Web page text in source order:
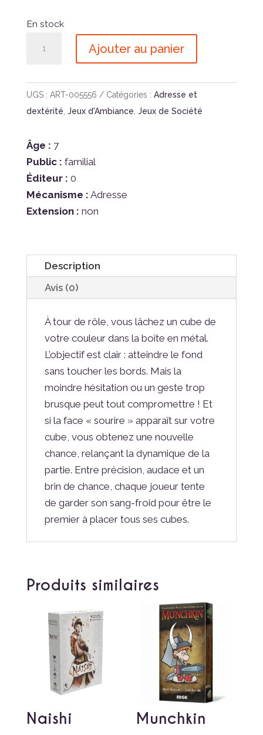
En stock
Ajouter au panier
UGS : ART-005556 Catégories : Adresse et
dextérité, Jeux d'Ambiance, Jeux de Société
Âge : 7
Public : familial
Éditeur : 0
Mécanisme : Adresse
Extension : non
Description
Avis (0)
À tour de rôle, vous lâchez un cube de
votre couleur dans la boîte en métal.
L’objectif est clair : atteindre le fond
sans toucher les bords. Mais la
moindre hésitation ou un geste trop
brusque peut tout compromettre ! Et
si la face « sourire » apparaît sur votre
cube, vous obtenez une nouvelle
chance, relançant la dynamique de la
partie. Entre précision, audace et un
brin de chance, chaque joueur tente
de garder son sang-froid pour être le
premier à placer tous ses cubes.
Produits similaires
Naishi Munchkin